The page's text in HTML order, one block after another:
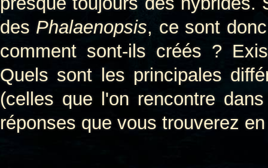
des Phalaenopsis, ce sont
comment sont-ils créés ?
Quels sont les principales
(celles que l'on rencontre
réponses que vous trouverez